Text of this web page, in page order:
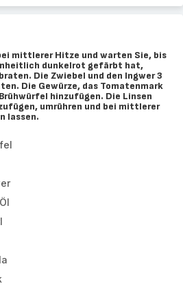
mittlerer Hitze und warten Sie, bis
dunkelrot gefärbt hat,
Die Zwiebel und den Ingwer 3
Die Gewürze, das Tomatenmark
hinzufügen. Die Linsen
umrühren und bei mittlerer
lassen.